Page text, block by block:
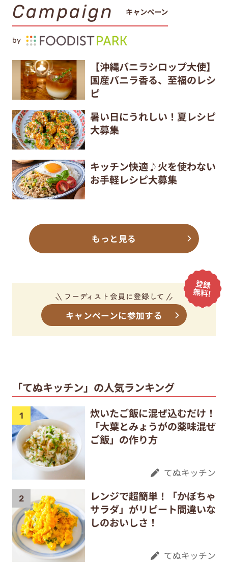
Campaign キャンペーン
by
【沖縄バニラシロップ大使】
国産バニラ香る、至福のレシ
ピ
暑い日にうれしい！夏レシピ
大募集
キッチン快適♪火を使わない
お手軽レシピ大募集
もっと見る
キャンペーンに参加する
「てぬキッチン」の人気ランキング
炊いたご飯に混ぜ込むだけ！
「大葉とみょうがの薬味混ぜ
ご飯」の作り方
てぬキッチン
レンジで超簡単！「かぼちゃ
サラダ」がリピート間違いな
しのおいしさ！
てぬキッチン